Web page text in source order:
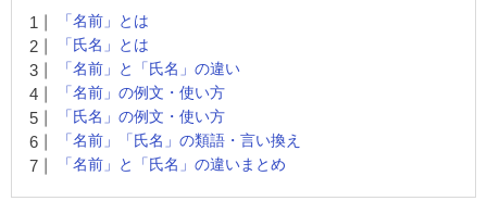
「名前」とは
「氏名」とは
「名前」と「氏名」の違い
「名前」の例文・使い方
「氏名」の例文・使い方
「名前」「氏名」の類語・言い換え
「名前」と「氏名」の違いまとめ